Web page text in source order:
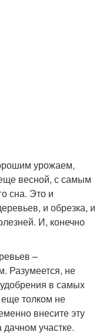
урожаем,
весной, с самым
сна. Это и
и обрезка, и
И, конечно
–
Разумеется, не
в самых
толком не
внесите эту
участке.